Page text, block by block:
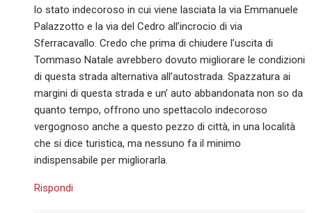
lo stato indecoroso in cui viene lasciata la via Emmanuele
Palazzotto e la via del Cedro all’incrocio di via
Sferracavallo. Credo che prima di chiudere l’uscita di
Tommaso Natale avrebbero dovuto migliorare le condizioni
di questa strada alternativa all’autostrada. Spazzatura ai
margini di questa strada e un’ auto abbandonata non so da
quanto tempo, offrono uno spettacolo indecoroso
vergognoso anche a questo pezzo di città, in una località
che si dice turistica, ma nessuno fa il minimo
indispensabile per migliorarla.
Rispondi